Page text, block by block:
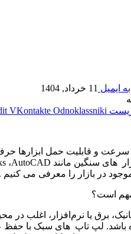
ایمیل 11 خرداد, 1404
VKontakte Odnoklassniki
و قابلیت حمل ابزارها
های سنگین مانند AutoCAD،
در بازار را معرفی می کنیم .
است؟
برق یا نرم‌افزار، اغلب
باشد. لپ تاپ های سبک با حفظ